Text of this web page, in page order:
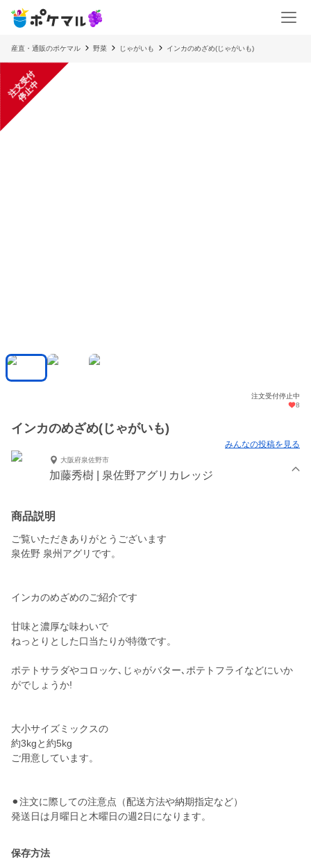
産直・通販のポケマル 野菜 じゃがいも インカのめざめ(じゃがいも)
注
文
受
付
停
止
中
注文受付停止中
8
インカのめざめ(じゃがいも)
みんなの投稿を見る
大阪府泉佐野市
加藤秀樹 | 泉佐野アグリカレッジ
商品説明
ご覧いただきありがとうございます
泉佐野 泉州アグリです。
インカのめざめのご紹介です
甘味と濃厚な味わいで
ねっとりとした口当たりが特徴です。
ポテトサラダやコロッケ､じゃがバター､ポテトフライなどにいか
がでしょうか!
大小サイズミックスの
約3kgと約5kg
ご用意しています。
⚫︎注文に際しての注意点（配送方法や納期指定など）
発送日は月曜日と木曜日の週2日になります。
保存方法